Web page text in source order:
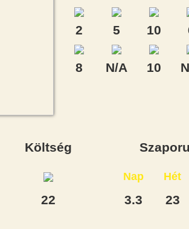
2 5 10
8 N/A 10
Költség
22
Nap
3.3
Hét
23